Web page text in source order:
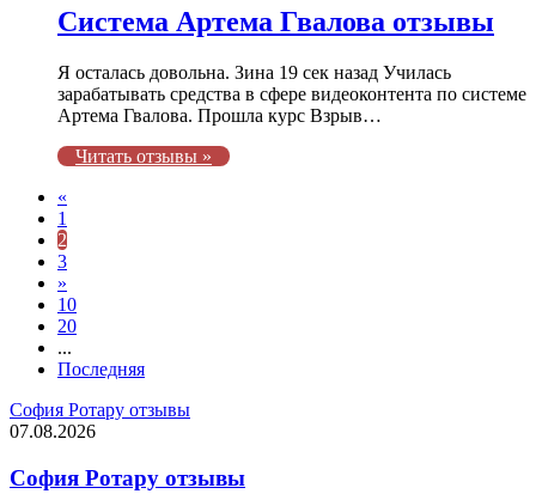
Система Артема Гвалова отзывы
Я осталась довольна. Зина 19 сек назад Училась
зарабатывать средства в сфере видеоконтента по системе
Артема Гвалова. Прошла курс Взрыв…
Читать отзывы »
«
1
2
3
»
10
20
...
Последняя
София Ротару отзывы
07.08.2026
София Ротару отзывы